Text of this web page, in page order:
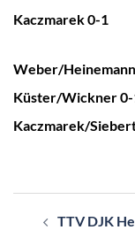
Kaczmarek 0-1
Weber/
Küster/Wickner
Kaczmarek/
TTV DJK